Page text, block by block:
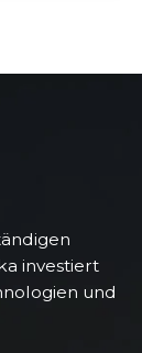
investiert
und